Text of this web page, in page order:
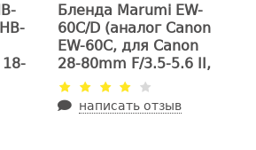
Бленда Marumi EW-
60C/D (аналог Canon
EW-60C, для Canon
28-80mm F/3.5-5.6 II,
28-90mm F/4-5.6 III,
EF-S 18-55mm F/3.5-
5.6 IS/IS STM)
написать отзыв